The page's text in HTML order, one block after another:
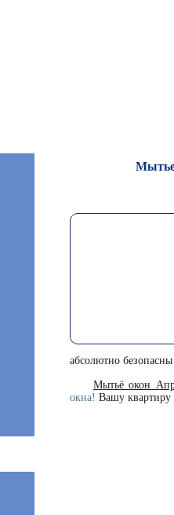
Мытье
абсолютно
Мытьё окон
окна! Вашу квартиру